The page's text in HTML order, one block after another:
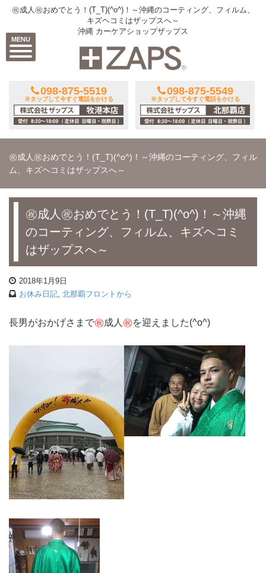
MENU
㊗成人㊗おめでとう！(T_T)(^o^)！～沖縄のコーティング、フィルム、
キズヘコミはザップスへ～
沖縄 カーケアショップザップス
098-875-5519
※タップして今すぐ電話をかける
098-875-5549
※タップして今すぐ電話をかける
㊗成人㊗おめでとう！(T_T)(^o^)！～沖縄のコーティング、フィル
ム、キズヘコミはザップスへ～
㊗成人㊗おめでとう！(T_T)(^o^)！～沖縄
のコーティング、フィルム、キズヘコミ
はザップスへ～
2018年1月9日
お休み日記 北那覇フロントから
長男がおかげさまで㊗成人 ㊗を迎えました(^o^)